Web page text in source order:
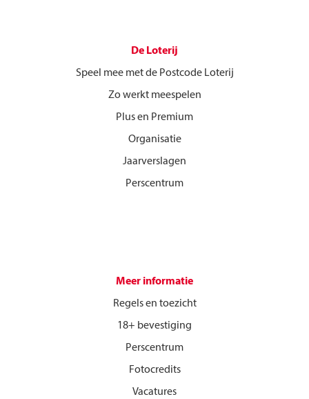
De Loterij
Speel mee met de Postcode Loterij
Zo werkt meespelen
Plus en Premium
Organisatie
Jaarverslagen
Perscentrum
Meer informatie
Regels en toezicht
18+ bevestiging
Perscentrum
Fotocredits
Vacatures